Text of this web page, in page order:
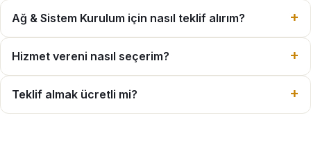
Ağ & Sistem Kurulum için nasıl teklif alırım?
Hizmet vereni nasıl seçerim?
Teklif almak ücretli mi?